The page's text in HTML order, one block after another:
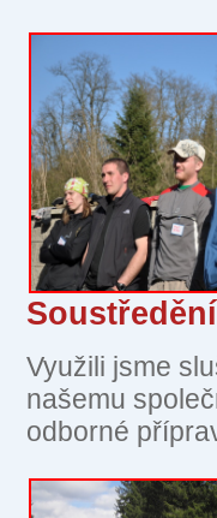
Využili jsme
našemu
odborné